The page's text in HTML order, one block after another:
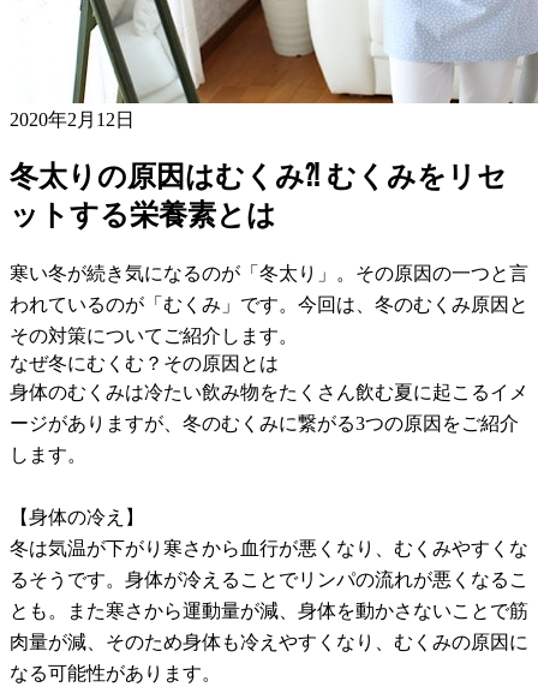
2020年2月12日
冬太りの原因はむくみ⁈ むくみをリセ
ットする栄養素とは
寒い冬が続き気になるのが「冬太り」。その原因の一つと言
われているのが「むくみ」です。今回は、冬のむくみ原因と
その対策についてご紹介します。
なぜ冬にむくむ？その原因とは
身体のむくみは冷たい飲み物をたくさん飲む夏に起こるイメ
ージがありますが、冬のむくみに繋がる3つの原因をご紹介
します。
【身体の冷え】
冬は気温が下がり寒さから血行が悪くなり、むくみやすくな
るそうです。身体が冷えることでリンパの流れが悪くなるこ
とも。また寒さから運動量が減、身体を動かさないことで筋
肉量が減、そのため身体も冷えやすくなり、むくみの原因に
なる可能性があります。